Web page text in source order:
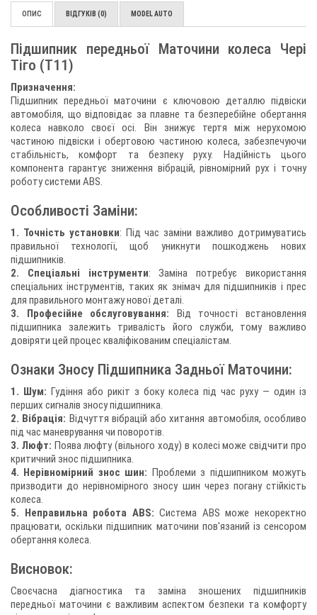
ОПИС ВІДГУКІВ (0) MODEL AUTO
Підшипник передньої Маточини колеса Чері
Тіго (Т11)
Призначення:
Підшипник передньої маточини є ключовою деталлю підвіски
автомобіля, що відповідає за плавне та безперебійне обертання
колеса навколо своєї осі. Він знижує тертя між нерухомою
частиною підвіски і обертовою частиною колеса, забезпечуючи
стабільність, комфорт та безпеку руху. Надійність цього
компонента гарантує зниження вібрацій, рівномірний рух і точну
роботу системи ABS.
Особливості Заміни:
1. Точність установки: Під час заміни важливо дотримуватись
правильної технології, щоб уникнути пошкоджень нових
підшипників.
2. Спеціальні інструменти: Заміна потребує використання
спеціальних інструментів, таких як знімач для підшипників і прес
для правильного монтажу нової деталі.
3. Професійне обслуговування: Від точності встановлення
підшипника залежить тривалість його служби, тому важливо
довіряти цей процес кваліфікованим спеціалістам.
Ознаки Зносу Підшипника Задньої Маточини:
1. Шум: Гудіння або рикіт з боку колеса під час руху — один із
перших сигналів зносу підшипника.
2. Вібрація: Відчуття вібрацій або хитання автомобіля, особливо
під час маневрування чи поворотів.
3. Люфт: Поява люфту (вільного ходу) в колесі може свідчити про
критичний знос підшипника.
4. Нерівномірний знос шин: Проблеми з підшипником можуть
призводити до нерівномірного зносу шин через погану стійкість
колеса.
5. Неправильна робота ABS: Система ABS може некоректно
працювати, оскільки підшипник маточини пов'язаний із сенсором
обертання колеса.
Висновок:
Своєчасна діагностика та заміна зношених підшипників
передньої маточини є важливим аспектом безпеки та комфорту